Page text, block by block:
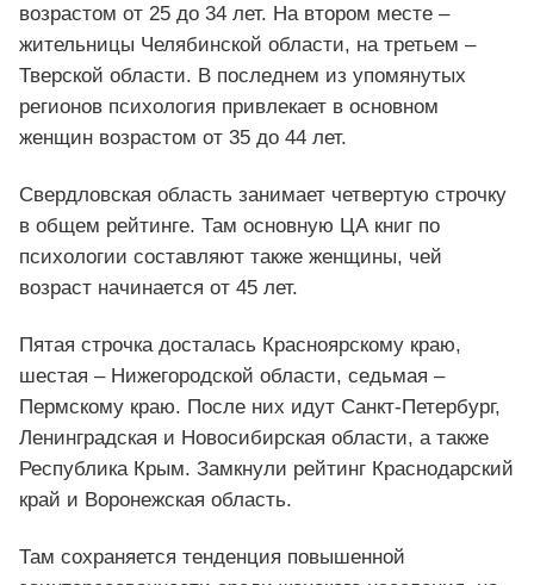
возрастом от 25 до 34 лет. На втором месте –
жительницы Челябинской области, на третьем –
Тверской области. В последнем из упомянутых
регионов психология привлекает в основном
женщин возрастом от 35 до 44 лет.
Свердловская область занимает четвертую строчку
в общем рейтинге. Там основную ЦА книг по
психологии составляют также женщины, чей
возраст начинается от 45 лет.
Пятая строчка досталась Красноярскому краю,
шестая – Нижегородской области, седьмая –
Пермскому краю. После них идут Санкт-Петербург,
Ленинградская и Новосибирская области, а также
Республика Крым. Замкнули рейтинг Краснодарский
край и Воронежская область.
Там сохраняется тенденция повышенной